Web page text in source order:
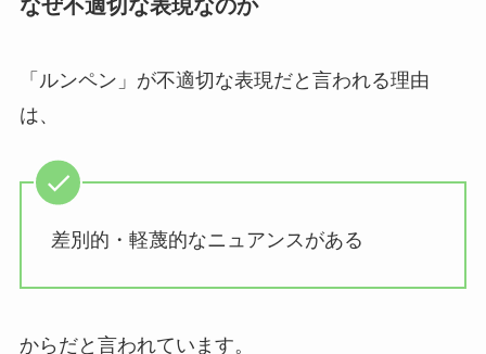
なぜ不適切な表現なのか
「ルンペン」が不適切な表現だと言われる理由
は、
差別的・軽蔑的なニュアンスがある
からだと言われています。